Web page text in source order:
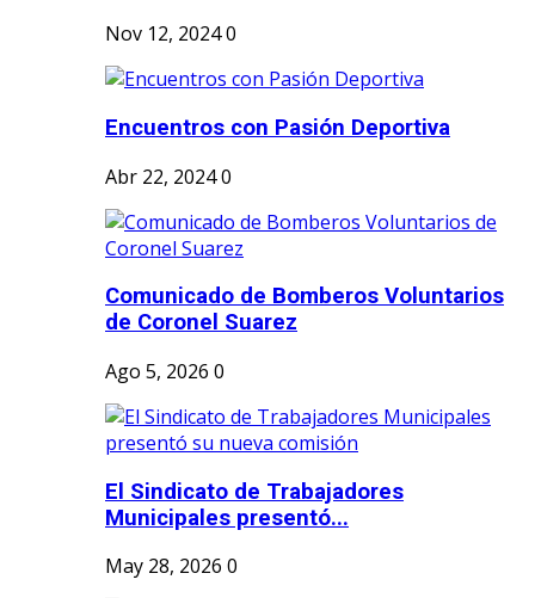
Nov 12, 20240
Encuentros con Pasión Deportiva
Abr 22, 20240
Comunicado de Bomberos Voluntarios
de Coronel Suarez
Ago 5, 2026 0
El Sindicato de Trabajadores
Municipales presentó...
May 28, 2026 0